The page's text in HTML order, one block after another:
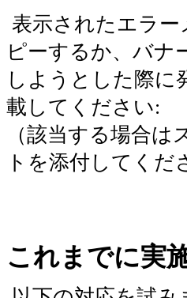
表示されたエラー
ピーするか、バナ
しようとした際に
載してください:
（該当する場合は
トを添付してくだ
これまでに実